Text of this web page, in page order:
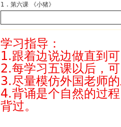
1 . 第六课 《小猪》
学习指导：
1.跟着边说边做直到
2.每学习五课以后，
3.尽量模仿外国老师
4.背诵是个自然的过
背过。